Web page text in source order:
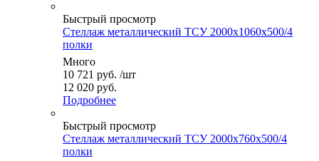
Быстрый просмотр
Стеллаж металлический ТСУ 2000x1060x500/4
полки
Много
10 721 руб. /шт
12 020 руб.
Подробнее
Быстрый просмотр
Стеллаж металлический ТСУ 2000x760x500/4
полки